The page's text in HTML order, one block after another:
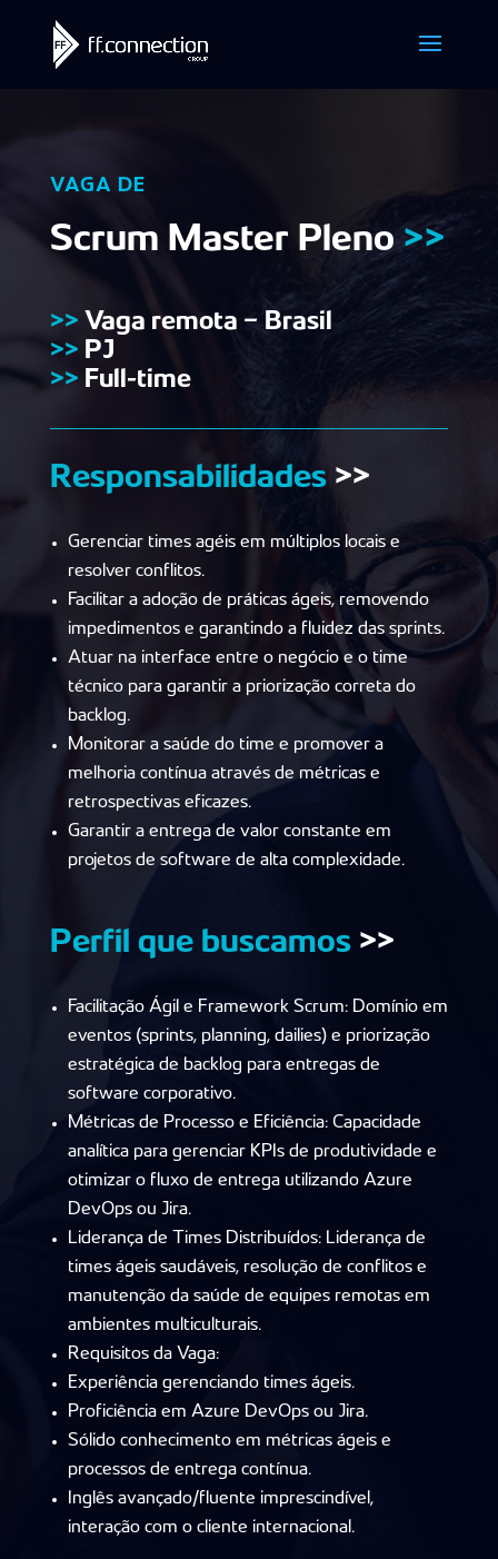
VAGA DE
Scrum Master Pleno>>
>> Vaga remota – Brasil
>> PJ
>> Full-time
Responsabilidades >>
Gerenciar times agéis em múltiplos locais e
resolver conflitos.
Facilitar a adoção de práticas ágeis, removendo
impedimentos e garantindo a fluidez das sprints.
Atuar na interface entre o negócio e o time
técnico para garantir a priorização correta do
backlog.
Monitorar a saúde do time e promover a
melhoria contínua através de métricas e
retrospectivas eficazes.
Garantir a entrega de valor constante em
projetos de software de alta complexidade.
Perfil que buscamos >>
Facilitação Ágil e Framework Scrum: Domínio em
eventos (sprints, planning, dailies) e priorização
estratégica de backlog para entregas de
software corporativo.
Métricas de Processo e Eficiência: Capacidade
analítica para gerenciar KPIs de produtividade e
otimizar o fluxo de entrega utilizando Azure
DevOps ou Jira.
Liderança de Times Distribuídos: Liderança de
times ágeis saudáveis, resolução de conflitos e
manutenção da saúde de equipes remotas em
ambientes multiculturais.
Requisitos da Vaga:
Experiência gerenciando times ágeis.
Proficiência em Azure DevOps ou Jira.
Sólido conhecimento em métricas ágeis e
processos de entrega contínua.
Inglês avançado/fluente imprescindível,
interação com o cliente internacional.